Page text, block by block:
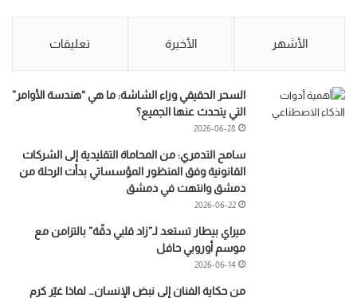
الأشهر الأخيرة تعليقات
السحر الحقيقي وراء الشاشة: ما هي “هندسة الأوامر”
التي يتحدث عنها الجميع؟
2026-06-28
سامح التدمري: من المحاماة التقليدية إلى الشركات
القانونية وفق المنظور المؤسساتي بدأت الرحلة من
دمشق وانتهت في دمشق
2026-06-22
ميراي بيطار تستعد لـ”زاد قلبي دقّة” بالتزامن مع
موسم أوروبي حافل
2026-06-14
من حكاية الفنان إلى نبض الإنسان… لماذا غيّر كرم